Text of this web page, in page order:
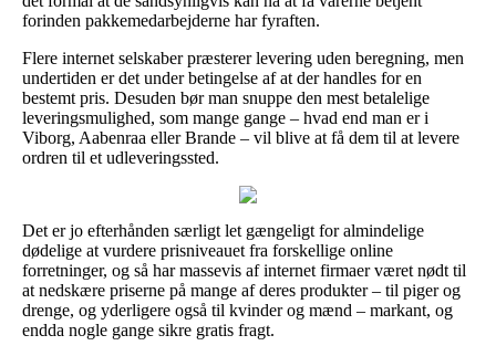
forinden pakkemedarbejderne har fyraften.
Flere internet selskaber præsterer levering uden beregning, men
undertiden er det under betingelse af at der handles for en
bestemt pris. Desuden bør man snuppe den mest betalelige
leveringsmulighed, som mange gange – hvad end man er i
Viborg, Aabenraa eller Brande – vil blive at få dem til at levere
ordren til et udleveringssted.
Det er jo efterhånden særligt let gængeligt for almindelige
dødelige at vurdere prisniveauet fra forskellige online
forretninger, og så har massevis af internet firmaer været nødt til
at nedskære priserne på mange af deres produkter – til piger og
drenge, og yderligere også til kvinder og mænd – markant, og
endda nogle gange sikre gratis fragt.